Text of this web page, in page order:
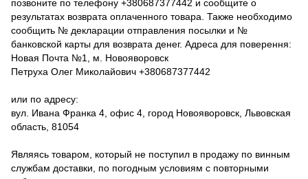
позвоните по телефону +380687377442 и сообщите о
результатах возврата оплаченного товара. Также необходимо
сообщить № декларации отправления посылки и №
банковской карты для возврата денег. Адреса для поверення:
Новая Почта №1, м. Новояворовск
Петруха Олег Миколайович +380687377442
или по адресу:
вул. Ивана Франка 4, офис 4, город Новояворовск, Львовская
область, 81054
Являясь товаром, который не поступил в продажу по винным
службам доставки, по погодным условиям с повторными